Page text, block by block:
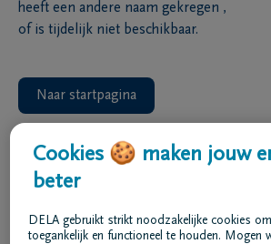
heeft een andere naam gekregen ,
of is tijdelijk niet beschikbaar.
Naar startpagina
Cookies 🍪 maken jouw
beter
DELA gebruikt strikt noodzakelijke cookies
toegankelijk en functioneel te houden. Mogen